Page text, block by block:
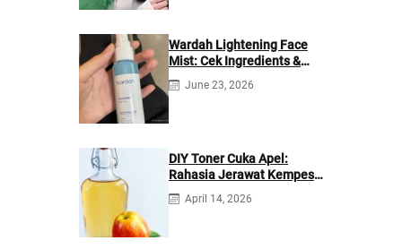
Wardah Lightening Face
Mist: Cek Ingredients &
Manfaatnya
June 23, 2026
DIY Toner Cuka Apel:
Rahasia Jerawat Kempes
dalam 2 Hari!
April 14, 2026